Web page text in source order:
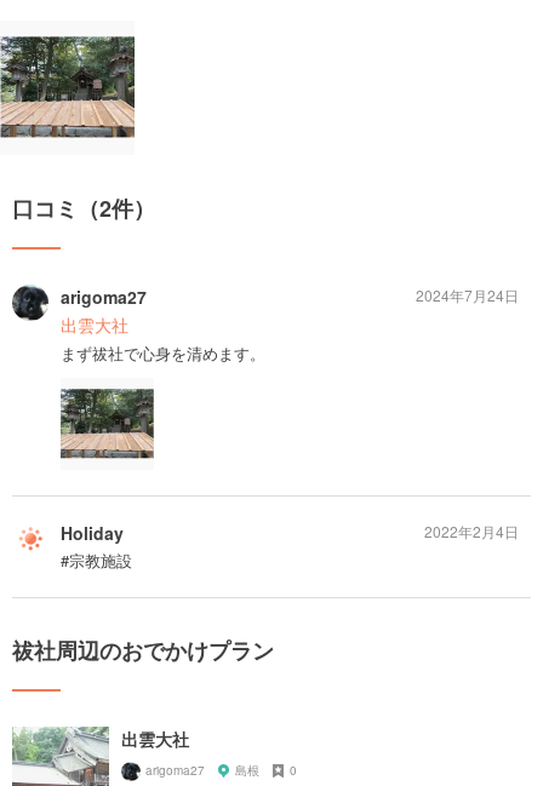
口コミ（2件）
arigoma27
出雲大社
まず祓社で心身を清めます。
2024年7月24日
Holiday
#宗教施設
2022年2月4日
祓社周辺のおでかけプラン
出雲大社
arigoma27 島根 0